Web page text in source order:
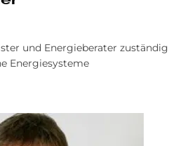
und Energieberater zuständig
Energiesysteme